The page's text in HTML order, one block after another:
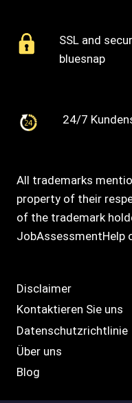
SSL and
bluesnap
24/7
All trademarks
property of their
of the trademark
JobAssessmentHelp
Disclaimer
Kontaktieren Sie uns
Datenschutzrichtlinie
Über uns
Blog